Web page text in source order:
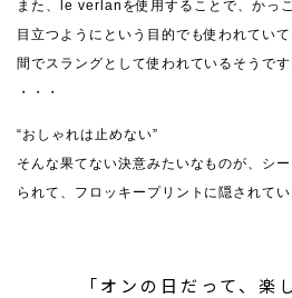
また、le verlanを使用することで、かっ
目立つようにという目的でも使われてい
間でスラングとして使われているそうです
・・・
“おしゃれは止めない”
そんな果てない決意みたいなものが、シ
られて、フロッキープリントに隠されて
「オンの日だって、楽